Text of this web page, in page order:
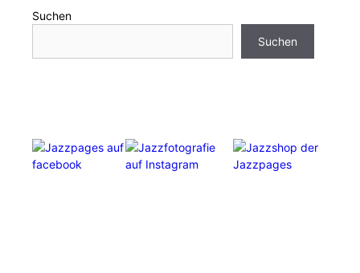
Suchen
Suchen